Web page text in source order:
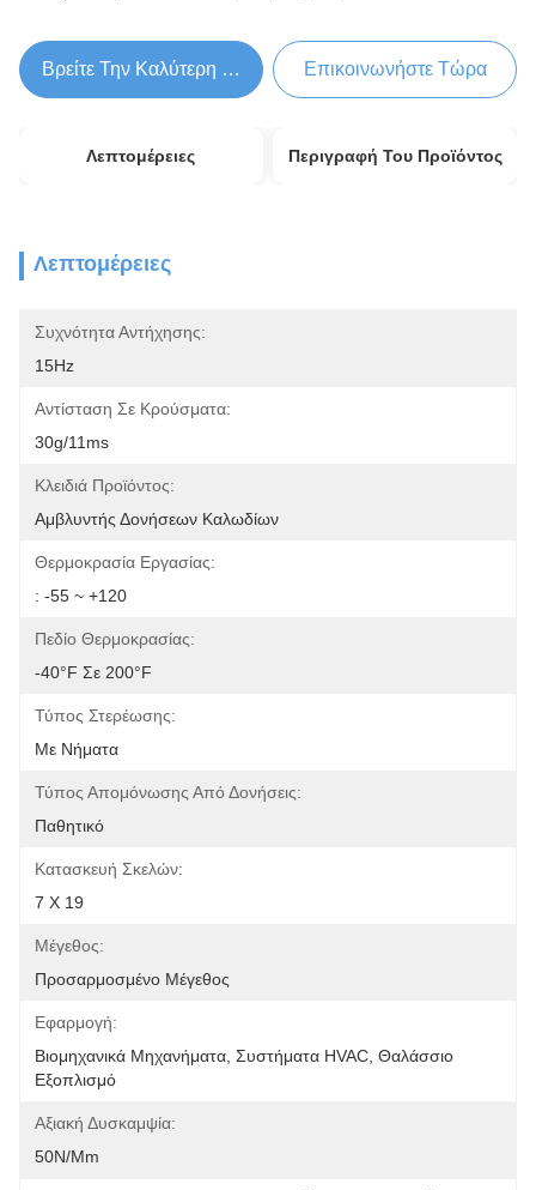
Βρείτε Την Καλύτερη Τιμή Επικοινωνήστε Τώρα
Λεπτομέρειες Περιγραφή Του Προϊόντος
Λεπτομέρειες
Συχνότητα Αντήχησης:
15Hz
Αντίσταση Σε Κρούσματα:
30g/11ms
Κλειδιά Προϊόντος:
Αμβλυντής Δονήσεων Καλωδίων
Θερμοκρασία Εργασίας:
: -55 ~ +120
Πεδίο Θερμοκρασίας:
-40°F Σε 200°F
Τύπος Στερέωσης:
Με Νήματα
Τύπος Απομόνωσης Από Δονήσεις:
Παθητικό
Κατασκευή Σκελών:
7 X 19
Μέγεθος:
Προσαρμοσμένο Μέγεθος
Εφαρμογή:
Βιομηχανικά Μηχανήματα, Συστήματα HVAC, Θαλάσσιο
Εξοπλισμό
Αξιακή Δυσκαμψία:
50N/mm